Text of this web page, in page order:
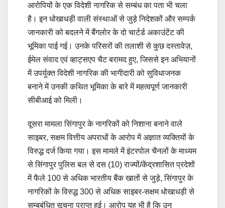
आरोपियों के एक विदेशी नागरिक से सम्बंध का पता भी चला
है। इन धोखाधड़ी वाली संस्थाओं से जुड़े निदेशकों और सम्पर्क
जानकारी को बदलने में बैंगलोर के दो चार्टर्ड अकाउंटेंट की
भूमिका पाई गई। उनके परिसरों की तलाशी से कुछ दस्तावेज़,
ईमेल संवाद एवं व्हाट्सएप चैट बरामद हुए, जिससे इन अभियानों
में उपर्युक्त विदेशी नागरिक की भागीदारी को सुविधाजनक
बनाने में उनकी कथित भूमिका के बारे में महत्वपूर्ण जानकारी
सीबीआई को मिली।
दूसरा मामला सिंगापुर के नागरिकों को निशाना बनाने वाले
साइबर, सक्षम वित्तीय अपराधों के आरोप में अज्ञात व्यक्तियों के
विरुद्ध दर्ज किया गया। इस मामले में इंटरपोल चैनलों के माध्यम
से सिंगापुर पुलिस बल से दस (10) राज्यों/केंद्रशासित प्रदेशों
में फैले 100 से अधिक भारतीय बैंक खातों से जुड़े, सिंगापुर के
नागरिकों के विरुद्ध 300 से अधिक साइबर-सक्षम धोखाधड़ी से
सम्बबंधित सूचना प्राप्त हुई। आरोप यह भी है कि उन